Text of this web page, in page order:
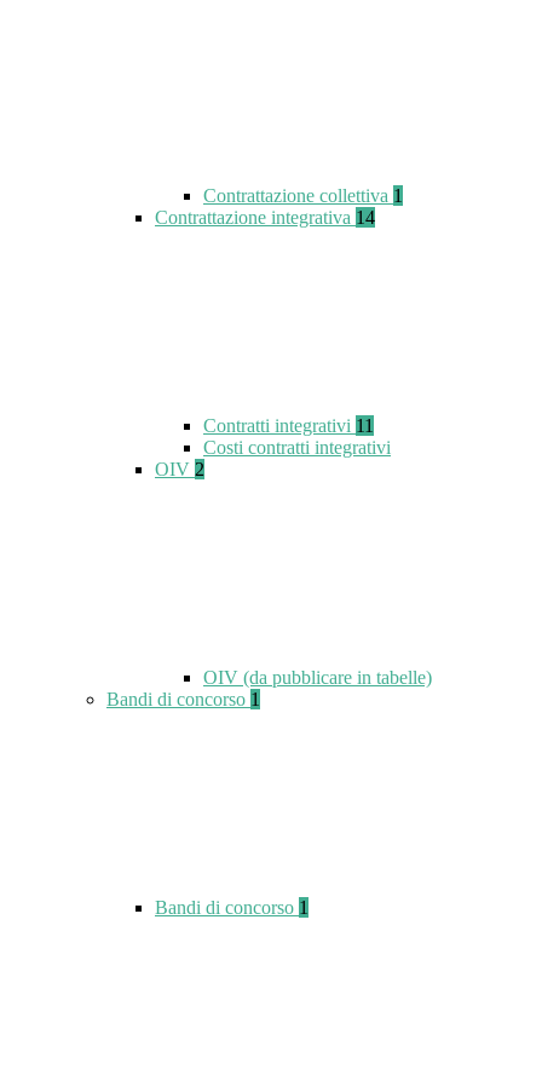
Contrattazione collettiva 1
Contrattazione integrativa 14
Contratti integrativi 11
Costi contratti integrativi
OIV 2
OIV (da pubblicare in tabelle)
Bandi di concorso 1
Bandi di concorso 1